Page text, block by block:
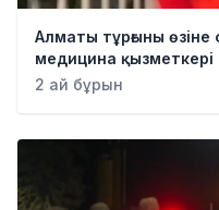
Алматы тұрғыны
медицина
2 ай бұрын